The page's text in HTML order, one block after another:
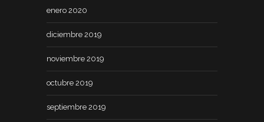
enero 2020
diciembre 2019
noviembre 2019
octubre 2019
septiembre 2019